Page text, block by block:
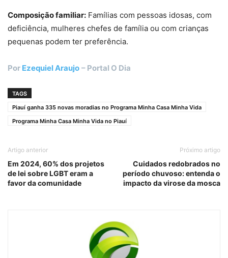
Composição familiar: Famílias com pessoas idosas, com
deficiência, mulheres chefes de família ou com crianças
pequenas podem ter preferência.
Por Ezequiel Araujo – Portal O Dia
TAGS
Piauí ganha 335 novas moradias no Programa Minha Casa Minha Vida
Programa Minha Casa Minha Vida no Piauí
Artigo anterior
Em 2024, 60% dos projetos
de lei sobre LGBT eram a
favor da comunidade
Próximo artigo
Cuidados redobrados no
período chuvoso: entenda o
impacto da virose da mosca